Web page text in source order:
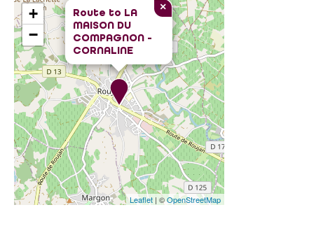
Route to LA
MAISON DU
COMPAGNON -
CORNALINE
×
+
−
Leaflet | ©OpenStreetMap